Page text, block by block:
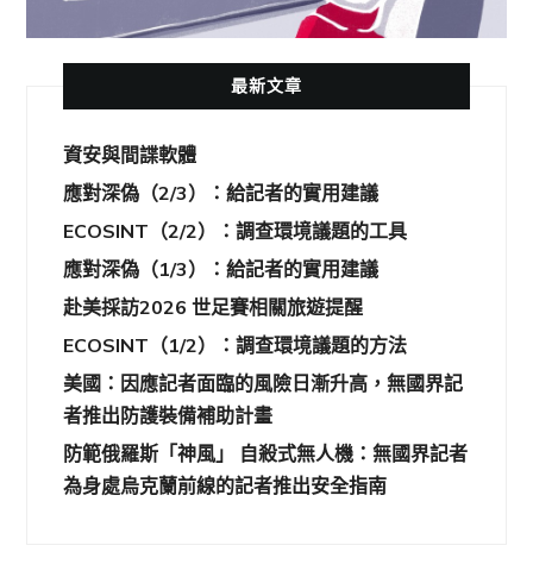
最新文章
資安與間諜軟體
應對深偽（2/3）：給記者的實用建議
ECOSINT（2/2）：調查環境議題的工具
應對深偽（1/3）：給記者的實用建議
赴美採訪2026 世足賽相關旅遊提醒
ECOSINT（1/2）：調查環境議題的方法
美國：因應記者面臨的風險日漸升高，無國界記
者推出防護裝備補助計畫
防範俄羅斯「神風」 自殺式無人機：無國界記者
為身處烏克蘭前線的記者推出安全指南